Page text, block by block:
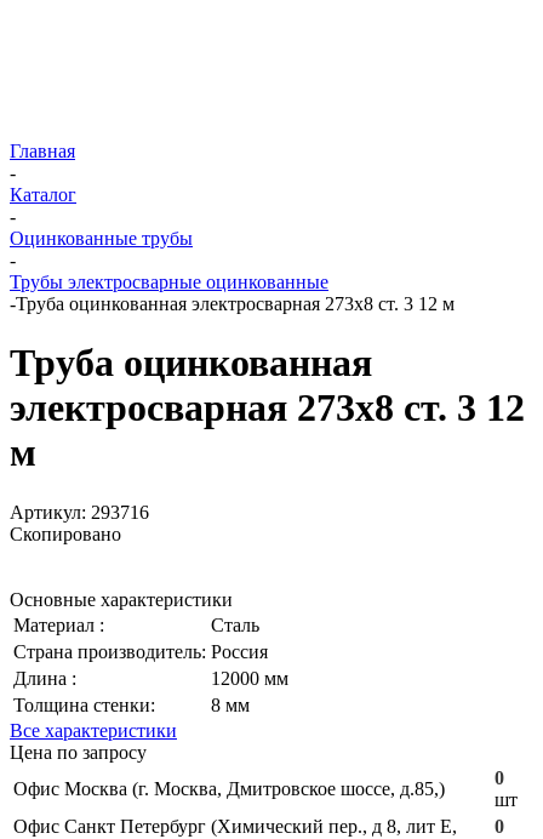
Главная
-
Каталог
-
Оцинкованные трубы
-
Трубы электросварные оцинкованные
-Труба оцинкованная электросварная 273х8 ст. 3 12 м
Труба оцинкованная
электросварная 273х8 ст. 3 12
м
Артикул: 293716
Скопировано
Основные характеристики
Материал :
Сталь
Страна производитель: Россия
Длина :
12000 мм
Толщина стенки:
8 мм
Все характеристики
Цена по запросу
Офис Москва (г. Москва, Дмитровское шоссе, д.85,)
0
шт
Офис Санкт Петербург (Химический пер., д 8, лит Е,
0